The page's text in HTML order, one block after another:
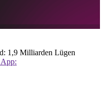
1,9 Milliarden Lügen